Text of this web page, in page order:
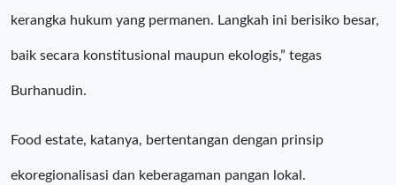
kerangka hukum yang permanen. Langkah ini berisiko besar,
baik secara konstitusional maupun ekologis,” tegas
Burhanudin.
Food estate, katanya, bertentangan dengan prinsip
ekoregionalisasi dan keberagaman pangan lokal.